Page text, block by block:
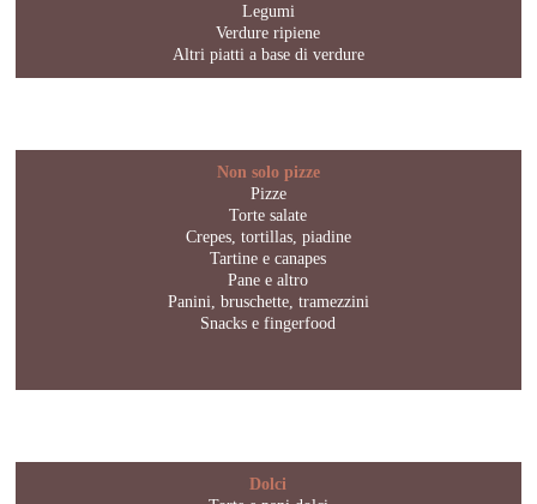
Legumi
Verdure ripiene
Altri piatti a base di verdure
Non solo pizze
Pizze
Torte salate
Crepes, tortillas, piadine
Tartine e canapes
Pane e altro
Panini, bruschette, tramezzini
Snacks e fingerfood
Dolci